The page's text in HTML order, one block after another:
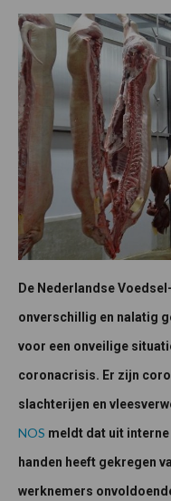
De Nederlandse
onverschillig en nalatig
voor een onveilige
coronacrisis. Er zijn
slachterijen en
NOS meldt dat uit
handen heeft gekregen
werknemers